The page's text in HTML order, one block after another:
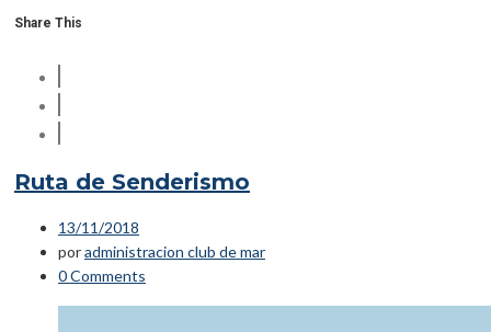
Share This
Ruta de Senderismo
13/11/2018
poradministracion club de mar
0 Comments